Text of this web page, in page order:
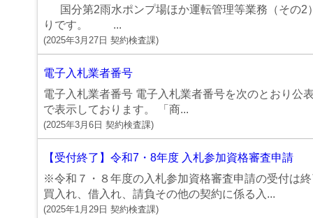
国分第2雨水ポンプ場ほか運転管理等業務（その2
りです。 ...
(2025年3月27日 契約検査課)
電子入札業者番号
電子入札業者番号 電子入札業者番号を次のとおり公
で表示しております。 「商...
(2025年3月6日 契約検査課)
【受付終了】令和7・8年度 入札参加資格審査申請
※令和７・８年度の入札参加資格審査申請の受付は
買入れ、借入れ、請負その他の契約に係る入...
(2025年1月29日 契約検査課)